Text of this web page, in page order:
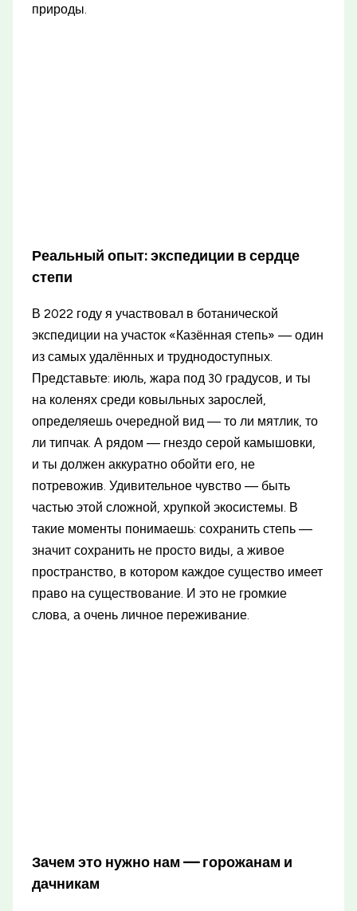
природы.
Реальный опыт: экспедиции в сердце
степи
В 2022 году я участвовал в ботанической
экспедиции на участок «Казённая степь» — один
из самых удалённых и труднодоступных.
Представьте: июль, жара под 30 градусов, и ты
на коленях среди ковыльных зарослей,
определяешь очередной вид — то ли мятлик, то
ли типчак. А рядом — гнездо серой камышовки,
и ты должен аккуратно обойти его, не
потревожив. Удивительное чувство — быть
частью этой сложной, хрупкой экосистемы. В
такие моменты понимаешь: сохранить степь —
значит сохранить не просто виды, а живое
пространство, в котором каждое существо имеет
право на существование. И это не громкие
слова, а очень личное переживание.
Зачем это нужно нам — горожанам и
дачникам